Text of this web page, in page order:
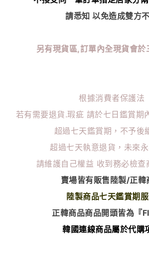
請悉知 以免造成雙方
另有現貨區,訂單內全現貨會於
根據消費者保護法
若有需要退貨.瑕疵 請於七日鑑賞期
超過七天鑑賞期，不予後
超過七天執意退貨，未來
請維護自己權益 收到務必檢查
賣場皆有販售陸製/正韓
陸製商品七天鑑賞期
正韓商品商品開頭皆為『
韓國連線商品屬於代購